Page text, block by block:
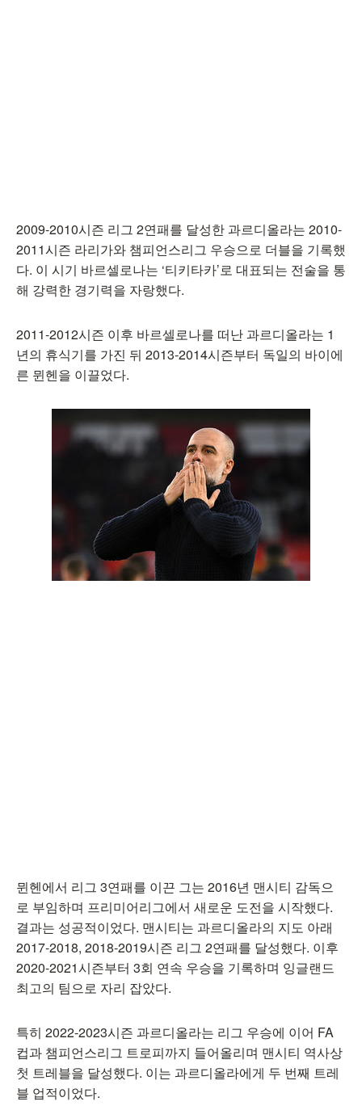
2009-2010시즌 리그 2연패를 달성한 과르디올라는 2010-
2011시즌 라리가와 챔피언스리그 우승으로 더블을 기록했
다. 이 시기 바르셀로나는 ‘티키타카’로 대표되는 전술을 통
해 강력한 경기력을 자랑했다.
2011-2012시즌 이후 바르셀로나를 떠난 과르디올라는 1
년의 휴식기를 가진 뒤 2013-2014시즌부터 독일의 바이에
른 뮌헨을 이끌었다.
뮌헨에서 리그 3연패를 이끈 그는 2016년 맨시티 감독으
로 부임하며 프리미어리그에서 새로운 도전을 시작했다.
결과는 성공적이었다. 맨시티는 과르디올라의 지도 아래
2017-2018, 2018-2019시즌 리그 2연패를 달성했다. 이후
2020-2021시즌부터 3회 연속 우승을 기록하며 잉글랜드
최고의 팀으로 자리 잡았다.
특히 2022-2023시즌 과르디올라는 리그 우승에 이어 FA
컵과 챔피언스리그 트로피까지 들어올리며 맨시티 역사상
첫 트레블을 달성했다. 이는 과르디올라에게 두 번째 트레
블 업적이었다.